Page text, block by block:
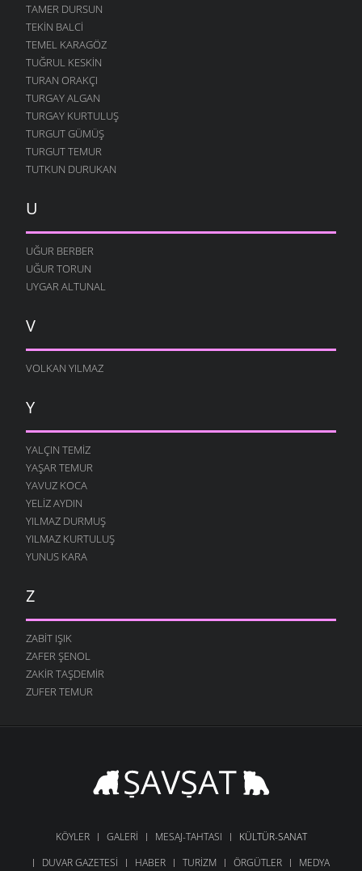
TAMER DURSUN
TEKIN BALCI
TEMEL KARAGÖZ
TUĞRUL KESKIN
TURAN ORAKÇI
TURGAY ALGAN
TURGAY KURTULUŞ
TURGUT GÜMÜŞ
TURGUT TEMUR
TUTKUN DURUKAN
U
UĞUR BERBER
UĞUR TORUN
UYGAR ALTUNAL
V
VOLKAN YILMAZ
Y
YALÇIN TEMIZ
YAŞAR TEMUR
YAVUZ KOCA
YELIZ AYDIN
YILMAZ DURMUŞ
YILMAZ KURTULUŞ
YUNUS KARA
Z
ZABIT IŞIK
ZAFER ŞENOL
ZAKIR TAŞDEMIR
ZUFER TEMUR
KÖYLER GALERI MESAJ-TAHTASI
KÜLTÜR-SANAT
DUVAR GAZETESI
HABER TURIZM ÖRGÜTLER MEDYA